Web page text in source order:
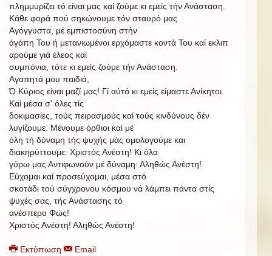
πλημμυρίζει τό είναι μας καί ζούμε κι εμείς τήν Ανάσταση.
Κάθε φορά πού σηκώνουμε τόν σταυρό μας
Αγόγγυστα, μέ εμπιστοσύνη στήν
άγάπη Του ή μετανιωμένοι ερχόμαστε κοντά Του καί εκλιπ
αρούμε γιά έλεος καί
συμπόνια, τότε κι εμείς ζούμε τήν Ανάσταση.
Αγαπητά μου παιδιά,
Ό Κύριος είναι μαζί μας! Γί αύτό κι εμείς είμαστε Ανίκητοι.
Καί μέσα σ' όλες τίς
δοκιμασίες, τούς πειρασμούς καί τούς κινδύνους δέν
λυγίζουμε. Μένουμε όρθιοι καί μέ
όλη τή δύναμη τής ψυχής μάς ομολογούμε και
διακηρύττουμε: Χριστός Ανέστη! Κι όλα
γύρω μας Αντιφωνούν μέ δύναμη: Αληθώς Ανέστη!
Εύχομαι καί προσεύχομαι, μέσα στό
σκοτάδι τού σύγχρονου κόσμου νά λάμπει πάντα στίς
ψυχές σας, τής Ανάστασης τό
ανέσπερο Φώς!
Χριστός Ανέστη! Αληθώς Ανέστη!
Εκτύπωση Email